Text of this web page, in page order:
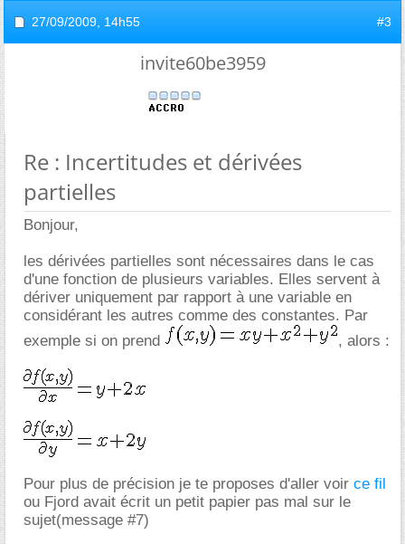
27/09/2009, 14h55 #3
invite60be3959
Re : Incertitudes et dérivées
partielles
Bonjour,
les dérivées partielles sont nécessaires dans le cas
d'une fonction de plusieurs variables. Elles servent à
dériver uniquement par rapport à une variable en
considérant les autres comme des constantes. Par
exemple si on prend
, alors :
Pour plus de précision je te proposes d'aller voir ce fil
ou Fjord avait écrit un petit papier pas mal sur le
sujet(message #7)